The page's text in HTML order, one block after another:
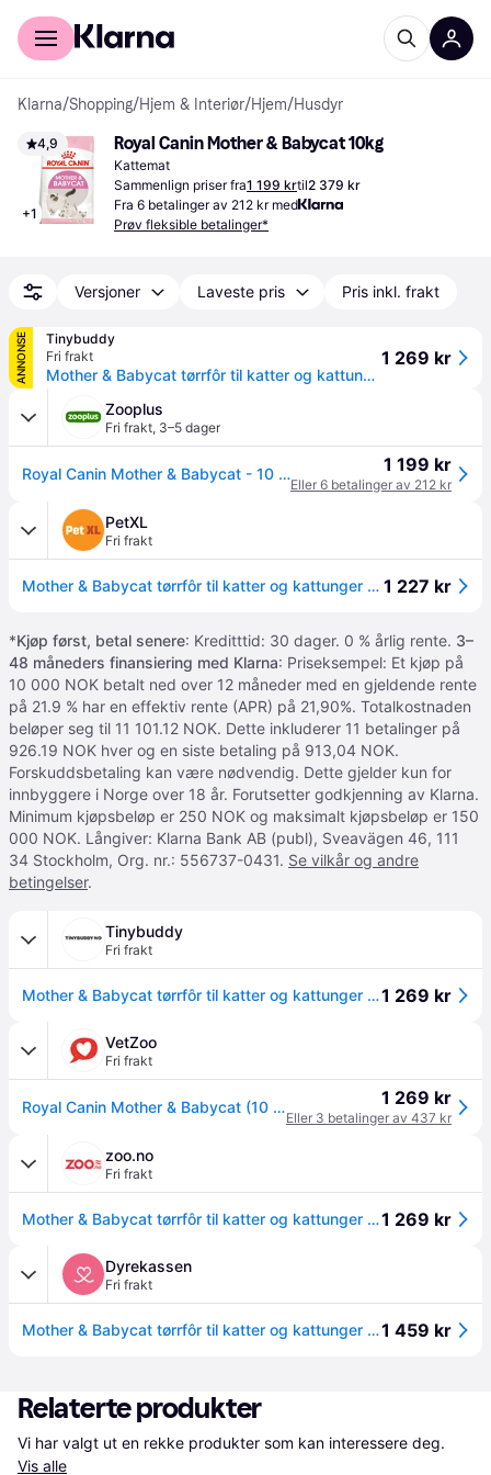
For kunder
Klarna/Shopping/Hjem & Interiør/Hjem/Husdyr
4,9
+1
Royal Canin Mother & Babycat 10kg
Kattemat
Sammenlign priser fra1 199 krtil2 379 kr
Fra 6 betalinger av 212 kr med
Prøv fleksible betalinger*
Versjoner Laveste pris Pris inkl. frakt
ANNONSE
Tinybuddy
Fri frakt
Mother & Babycat tørrfôr til katter og kattunger 10 kg
1 269 kr
Zooplus
Fri frakt, 3–5 dager
Royal Canin Mother & Babycat - 10 kg 1 199 kr
Eller 6 betalinger av 212 kr
PetXL
Fri frakt
Mother & Babycat tørrfôr til katter og kattunger 10 kg 1 227 kr
*Kjøp først, betal senere: Kreditttid: 30 dager. 0 % årlig rente. 3–
48 måneders finansiering med Klarna: Priseksempel: Et kjøp på
10 000 NOK betalt ned over 12 måneder med en gjeldende rente
på 21.9 % har en effektiv rente (APR) på 21,90%. Totalkostnaden
beløper seg til 11 101.12 NOK. Dette inkluderer 11 betalinger på
926.19 NOK hver og en siste betaling på 913,04 NOK.
Forskuddsbetaling kan være nødvendig. Dette gjelder kun for
innbyggere i Norge over 18 år. Forutsetter godkjenning av Klarna.
Minimum kjøpsbeløp er 250 NOK og maksimalt kjøpsbeløp er 150
000 NOK. Långiver: Klarna Bank AB (publ), Sveavägen 46, 111
34 Stockholm, Org. nr.: 556737-0431. Se vilkår og andre
betingelser.
Tinybuddy
Fri frakt
Mother & Babycat tørrfôr til katter og kattunger 10 kg1 269 kr
VetZoo
Fri frakt
Royal Canin Mother & Babycat (10 kg) 1 269 kr
Eller 3 betalinger av 437 kr
zoo.no
Fri frakt
Mother & Babycat tørrfôr til katter og kattunger 10 kg1 269 kr
Dyrekassen
Fri frakt
Mother & Babycat tørrfôr til katter og kattunger 10 kg1 459 kr
Relaterte produkter
Vis alle